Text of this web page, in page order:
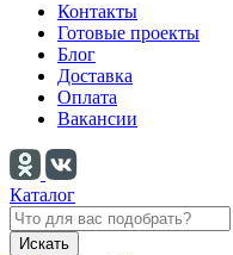
Контакты
Готовые проекты
Блог
Доставка
Оплата
Вакансии
Каталог
Искать